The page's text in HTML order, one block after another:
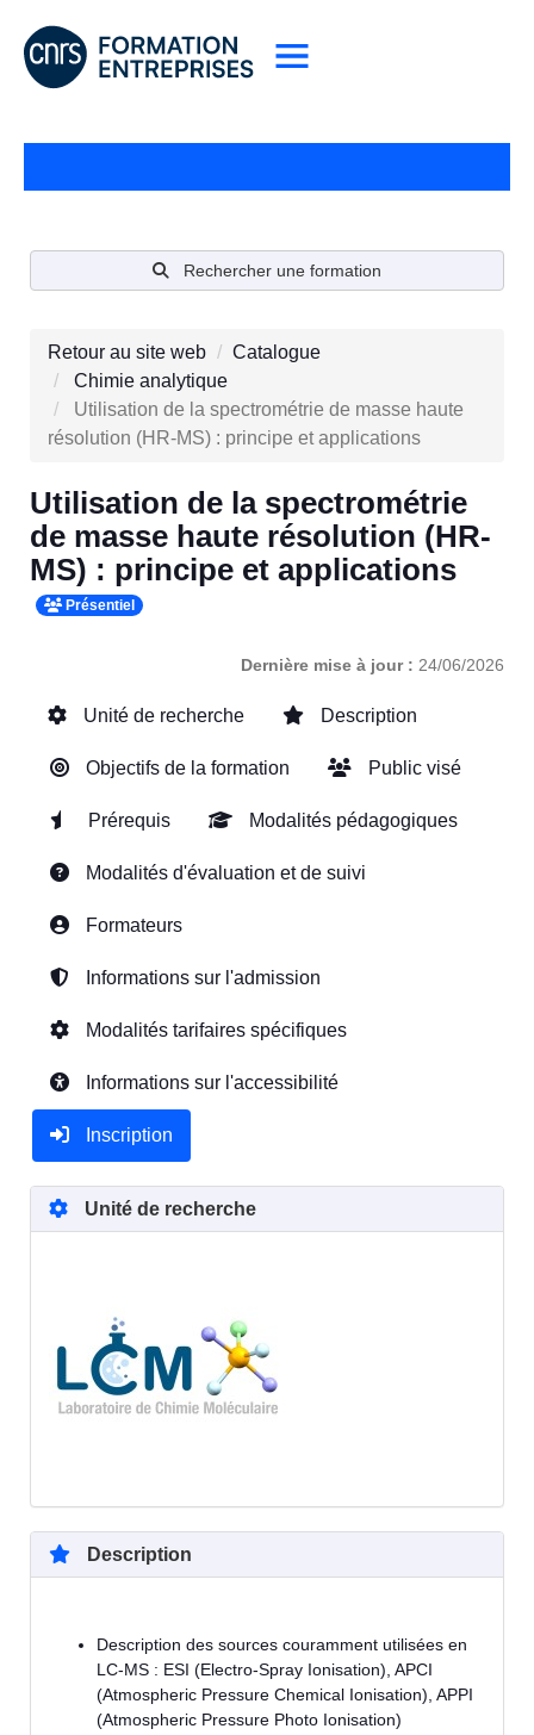
Rechercher une formation
Retour au site web
Catalogue
Chimie analytique
Utilisation de la spectrométrie de masse haute
résolution (HR-MS) : principe et applications
Utilisation de la spectrométrie
de masse haute résolution (HR-
MS) : principe et applications
Présentiel
Dernière mise à jour : 24/06/2026
Unité de recherche Description
Objectifs de la formation Public visé
Prérequis Modalités pédagogiques
Modalités d'évaluation et de suivi
Formateurs
Informations sur l'admission
Modalités tarifaires spécifiques
Informations sur l'accessibilité
Inscription
Unité de recherche
Description
Description des sources couramment utilisées en
LC-MS : ESI (Electro-Spray Ionisation), APCI
(Atmospheric Pressure Chemical Ionisation), APPI
(Atmospheric Pressure Photo Ionisation)